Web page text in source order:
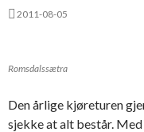
2011-08-05
Romsdalssætra
Den årlige kjøreturen
sjekke at alt består.